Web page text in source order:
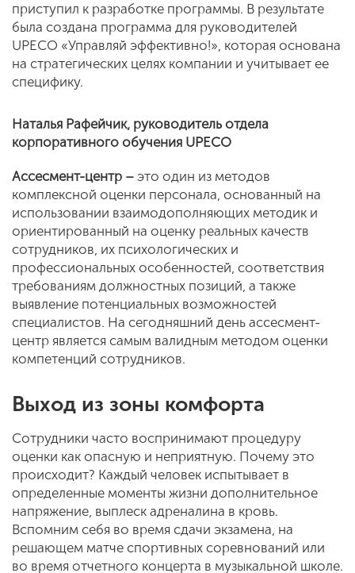
приступил к разработке программы. В результате
была создана программа для руководителей
UPECO «Управляй эффективно!», которая основана
на стратегических целях компании и учитывает ее
специфику.
Наталья Рафейчик, руководитель отдела
корпоративного обучения UPECO
Ассесмент-центр – это один из методов
комплексной оценки персонала, основанный на
использовании взаимодополняющих методик и
ориентированный на оценку реальных качеств
сотрудников, их психологических и
профессиональных особенностей, соответствия
требованиям должностных позиций, а также
выявление потенциальных возможностей
специалистов. На сегодняшний день ассесмент-
центр является самым валидным методом оценки
компетенций сотрудников.
Выход из зоны комфорта
Сотрудники часто воспринимают процедуру
оценки как опасную и неприятную. Почему это
происходит? Каждый человек испытывает в
определенные моменты жизни дополнительное
напряжение, выплеск адреналина в кровь.
Вспомним себя во время сдачи экзамена, на
решающем матче спортивных соревнований или
во время отчетного концерта в музыкальной школе.